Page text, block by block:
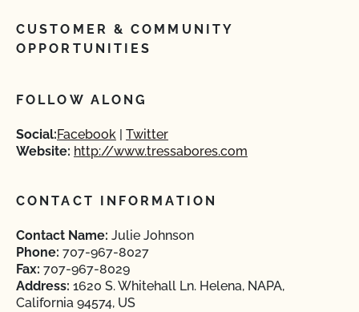
CUSTOMER & COMMUNITY
OPPORTUNITIES
FOLLOW ALONG
Social:Facebook
Twitter
Website: http://www.tressabores.com
CONTACT INFORMATION
Contact Name: Julie Johnson
Phone: 707-967-8027
Fax: 707-967-8029
Address: 1620 S. Whitehall Ln. Helena, NAPA,
California 94574, US